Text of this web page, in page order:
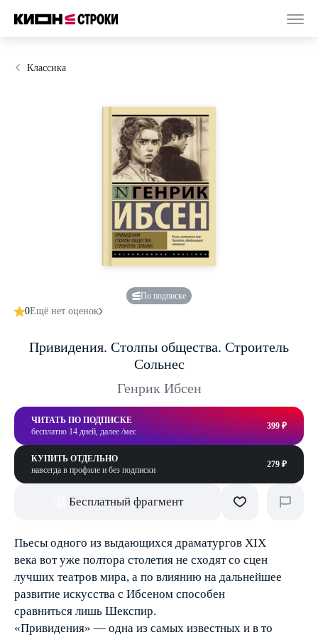
Классика
По подписке
0Ещё нет оценок
Привидения. Столпы общества. Строитель
Сольнес
Генрик Ибсен
ЧИТАТЬ ПО ПОДПИСКЕ
бесплатно 14 дней, далее /мес
399 ₽
КУПИТЬ ОТДЕЛЬНО
навсегда в профиле и без подписки
279 ₽
Бесплатный фрагмент
Пьесы одного из выдающихся драматургов XIX
века вот уже полтора столетия не сходят со сцен
лучших театров мира, а по влиянию на дальнейшее
развитие искусства с Ибсеном способен
сравниться лишь Шекспир.
«Привидения» — одна из самых известных и в то